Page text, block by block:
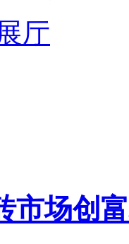
厅
市场创